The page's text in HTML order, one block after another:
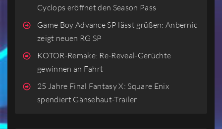
Cyclops eröffnet den Season Pass
Game Boy Advance SP lässt grüßen: Anbernic
zeigt neuen RG SP
KOTOR-Remake: Re-Reveal-Gerüchte
gewinnen an Fahrt
25 Jahre Final Fantasy X: Square Enix
spendiert Gänsehaut-Trailer